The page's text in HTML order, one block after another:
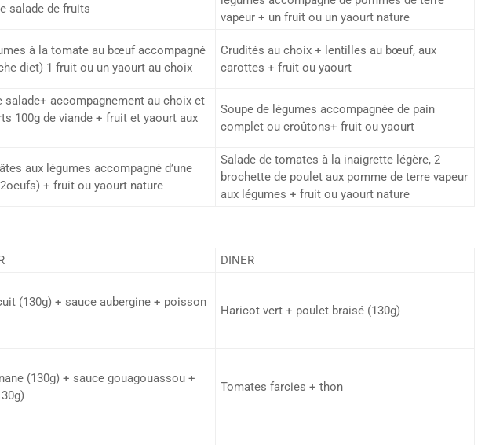
salade de fruits
vapeur + un fruit ou un yaourt nature
à la tomate au bœuf accompagné
diet) 1 fruit ou un yaourt au choix
Crudités au choix + lentilles au bœuf, aux
carottes + fruit ou yaourt
salade+ accompagnement au choix et
100g de viande + fruit et yaourt aux
Soupe de légumes accompagnée de pain
complet ou croûtons+ fruit ou yaourt
aux légumes accompagné d’une
+ fruit ou yaourt nature
Salade de tomates à la inaigrette légère, 2
brochette de poulet aux pomme de terre vapeur
aux légumes + fruit ou yaourt nature
DINER
(130g) + sauce aubergine + poisson
Haricot vert + poulet braisé (130g)
(130g) + sauce gouagouassou +
Tomates farcies + thon